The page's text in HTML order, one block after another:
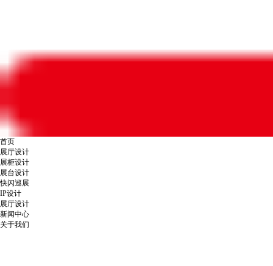
首页
展厅设计
展柜设计
展台设计
快闪巡展
IP设计
展厅设计
新闻中心
关于我们